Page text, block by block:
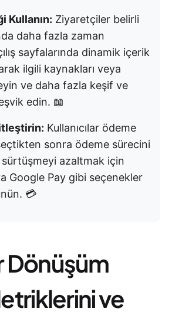
Kullanın: Ziyaretçiler belirli
daha fazla zaman
sayfalarında dinamik içerik
ilgili kaynakları veya
ve daha fazla keşif ve
edin. 📖
Kullanıcılar ödeme
sonra ödeme sürecini
azaltmak için
Google Pay gibi seçenekler
💳
Dönüşüm
ve